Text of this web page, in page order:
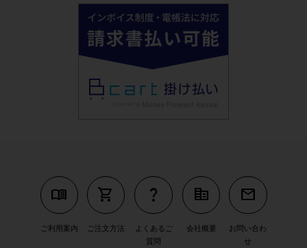
menu_book
ご利用案内
shopping_cart
ご注文方法
question_mark
よくあるご
質問
corporate_fare
会社概要
mail
お問い合わ
せ